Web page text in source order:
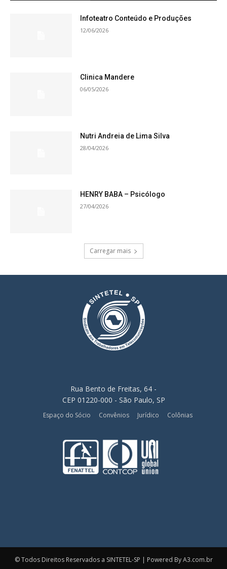
Infoteatro Conteúdo e Produções
12/06/2026
Clinica Mandere
06/05/2026
Nutri Andreia de Lima Silva
28/04/2026
HENRY BABA – Psicólogo
27/04/2026
Carregar mais
Rua Bento de Freitas, 64 -
CEP 01220-000 - São Paulo, SP
Espaço do Sócio Convênios Jurídico Colônias
© Todos Direitos Reservados a SINTETEL-SP | Powered By A3.com.br